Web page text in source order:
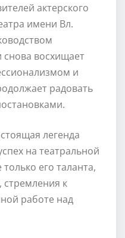
актерского
имени Вл.
снова восхищает
и
радовать
легенда
на театральной
его таланта,
стремления к
работе над